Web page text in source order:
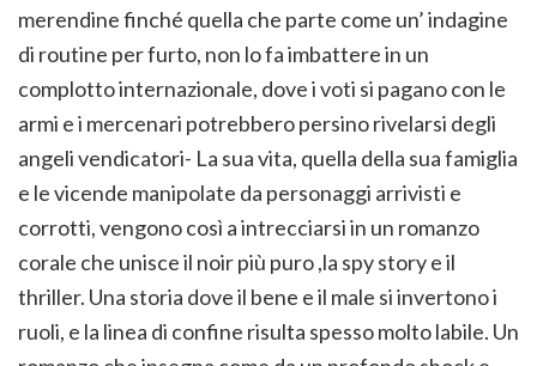
merendine finché quella che parte come un’ indagine
di routine per furto, non lo fa imbattere in un
complotto internazionale, dove i voti si pagano con le
armi e i mercenari potrebbero persino rivelarsi degli
angeli vendicatori- La sua vita, quella della sua famiglia
e le vicende manipolate da personaggi arrivisti e
corrotti, vengono così a intrecciarsi in un romanzo
corale che unisce il noir più puro ,la spy story e il
thriller. Una storia dove il bene e il male si invertono i
ruoli, e la linea di confine risulta spesso molto labile. Un